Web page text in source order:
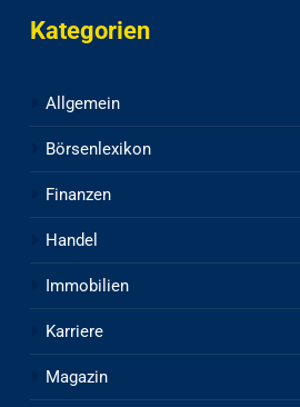
Kategorien
Allgemein
Börsenlexikon
Finanzen
Handel
Immobilien
Karriere
Magazin